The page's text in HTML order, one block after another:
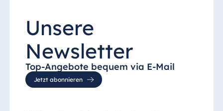
Unsere
Newsletter
Top-Angebote bequem via E-Mail
Jetzt abonnieren